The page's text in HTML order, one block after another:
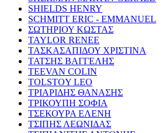
SHIELDS HENRY
SCHMITT ERIC - EMMANUEL
ΣΩΤΗΡΙΟΥ ΚΩΣΤΑΣ
TAYLOR RENEE
ΤΑΣΚΑΣΑΠΙΔΟΥ ΧΡΙΣΤΙΝΑ
ΤΑΤΣΗΣ ΒΑΓΓΕΛΗΣ
TEEVAN COLIN
TOLSTOY LEO
ΤΡΙΑΡΙΔΗΣ ΘΑΝΑΣΗΣ
ΤΡΙΚΟΥΠΗ ΣΟΦΙΑ
ΤΣΕΚΟΥΡΑ ΕΛΕΝΗ
ΤΣΙΠΗΣ ΛΕΩΝΙΔΑΣ